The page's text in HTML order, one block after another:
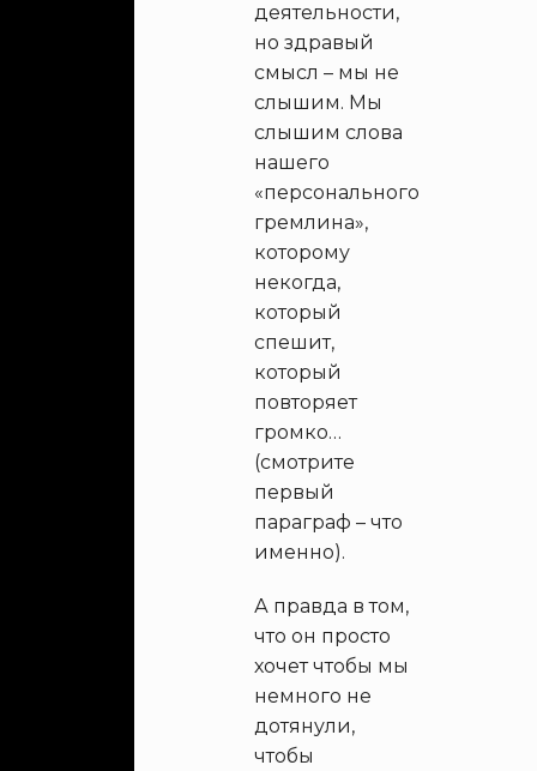
деятельности,
но здравый
смысл – мы не
слышим. Мы
слышим слова
нашего
«персонального
гремлина»,
которому
некогда,
который
спешит,
который
повторяет
громко…
(смотрите
первый
параграф – что
именно).
А правда в том,
что он просто
хочет чтобы мы
немного не
дотянули,
чтобы